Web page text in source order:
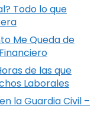
Todo lo que
Me Queda de
de las que
Laborales
la Guardia Civil –